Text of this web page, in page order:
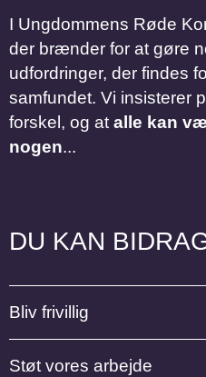
I Ungdommens Røde
der brænder for at gøre
udfordringer, der findes
samfundet. Vi insisterer
forskel, og at alle kan
nogen...
DU KAN
Bliv frivillig
Støt vores arbejde